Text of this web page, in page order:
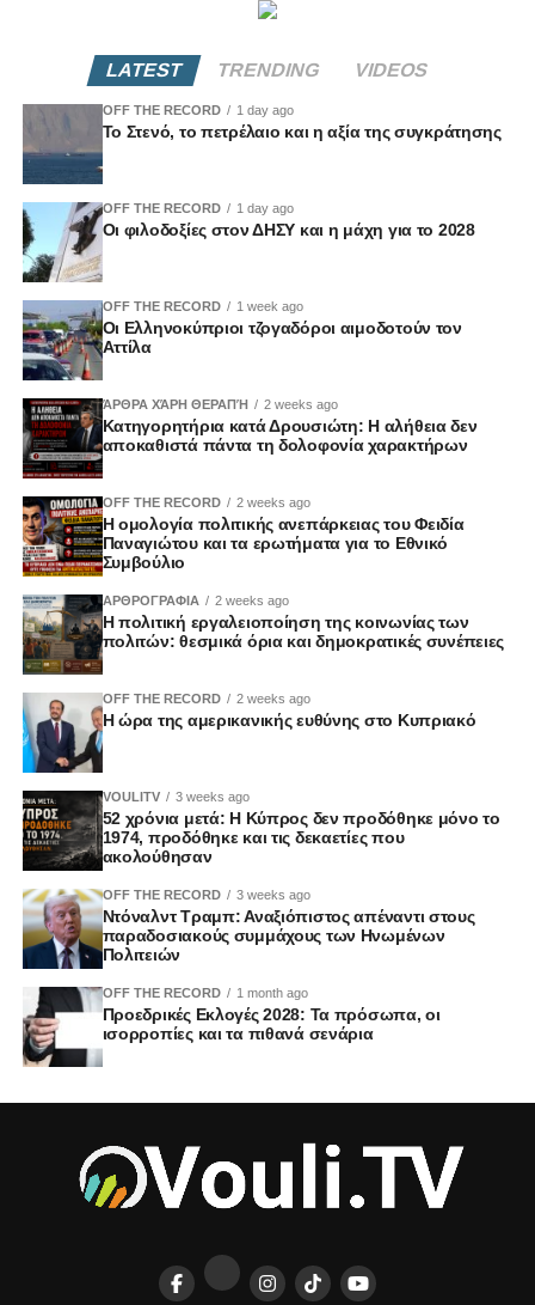
LATEST TRENDING VIDEOS
OFF THE RECORD 1 day ago
Το Στενό, το πετρέλαιο και η αξία της συγκράτησης
OFF THE RECORD 1 day ago
Οι φιλοδοξίες στον ΔΗΣΥ και η μάχη για το 2028
OFF THE RECORD 1 week ago
Οι Ελληνοκύπριοι τζογαδόροι αιμοδοτούν τον
Αττίλα
ΆΡΘΡΑ ΧΆΡΗ ΘΕΡΑΠΉ 2 weeks ago
Κατηγορητήρια κατά Δρουσιώτη: Η αλήθεια δεν
αποκαθιστά πάντα τη δολοφονία χαρακτήρων
OFF THE RECORD 2 weeks ago
Η ομολογία πολιτικής ανεπάρκειας του Φειδία
Παναγιώτου και τα ερωτήματα για το Εθνικό
Συμβούλιο
ΑΡΘΡΟΓΡΑΦΙΑ 2 weeks ago
Η πολιτική εργαλειοποίηση της κοινωνίας των
πολιτών: θεσμικά όρια και δημοκρατικές συνέπειες
OFF THE RECORD 2 weeks ago
Η ώρα της αμερικανικής ευθύνης στο Κυπριακό
VOULITV 3 weeks ago
52 χρόνια μετά: Η Κύπρος δεν προδόθηκε μόνο το
1974, προδόθηκε και τις δεκαετίες που
ακολούθησαν
OFF THE RECORD 3 weeks ago
Ντόναλντ Τραμπ: Αναξιόπιστος απέναντι στους
παραδοσιακούς συμμάχους των Ηνωμένων
Πολιτειών
OFF THE RECORD 1 month ago
Προεδρικές Εκλογές 2028: Τα πρόσωπα, οι
ισορροπίες και τα πιθανά σενάρια